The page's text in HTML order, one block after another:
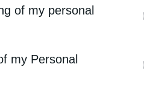
of my personal
my Personal
σήμερα περίπου στο
και ο Κάθετος
την ενίσχυση της
για τη μεταφορά